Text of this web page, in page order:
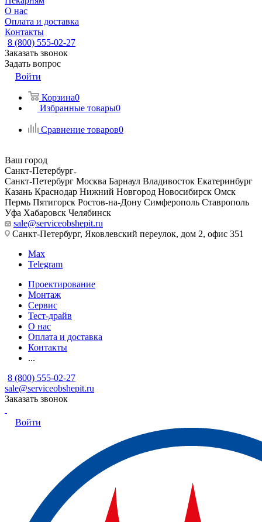
О нас
Оплата и доставка
Контакты
8 (800) 555-02-27
Заказать звонок
Задать вопрос
Войти
Корзина0
Избранные товары0
Сравнение товаров0
Ваш город
Санкт-Петербург
Санкт-Петербург Москва Барнаул Владивосток Екатеринбург
Казань Краснодар Нижний Новгород Новосибирск Омск
Пермь Пятигорск Ростов-на-Дону Симферополь Ставрополь
Уфа Хабаровск Челябинск
sale@serviceobshepit.ru
Санкт-Петербург, Яковлевский переулок, дом 2, офис 351
Max
Telegram
Проектирование
Монтаж
Сервис
Тест-драйв
О нас
Оплата и доставка
Контакты
...
8 (800) 555-02-27
sale@serviceobshepit.ru
Заказать звонок
Войти